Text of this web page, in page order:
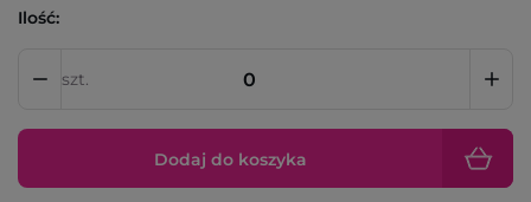
Ilość:
szt.
Dodaj do koszyka